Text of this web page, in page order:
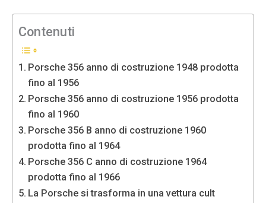
Contenuti
Porsche 356 anno di costruzione 1948 prodotta
fino al 1956
Porsche 356 anno di costruzione 1956 prodotta
fino al 1960
Porsche 356 B anno di costruzione 1960
prodotta fino al 1964
Porsche 356 C anno di costruzione 1964
prodotta fino al 1966
La Porsche si trasforma in una vettura cult